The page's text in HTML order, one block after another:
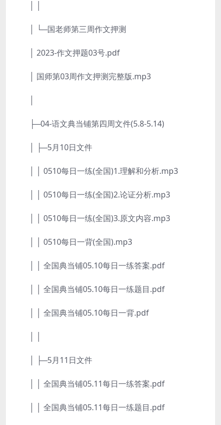
│ └─国老师第三周作文押测
│ 2023-作文押题03号.pdf
│ 国师第03周作文押测完整版.mp3
├─04-语文典当铺第四周文件(5.8-5.14)
│ ├─5月10日文件
│ │ 0510每日一练(全国)1.理解和分析.mp3
│ │ 0510每日一练(全国)2.论证分析.mp3
│ │ 0510每日一练(全国)3.原文内容.mp3
│ │ 0510每日一背(全国).mp3
│ │ 全国典当铺05.10每日一练答案.pdf
│ │ 全国典当铺05.10每日一练题目.pdf
│ │ 全国典当铺05.10每日一背.pdf
│ ├─5月11日文件
│ │ 全国典当铺05.11每日一练答案.pdf
│ │ 全国典当铺05.11每日一练题目.pdf